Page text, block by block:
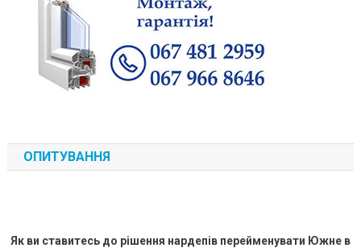
ОПИТУВАННЯ
Як ви ставитесь до рішення нардепів перейменувати Южне в